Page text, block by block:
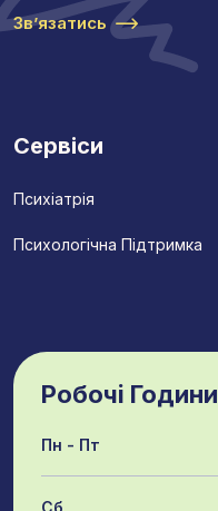
Звʼязатись
Сервіси
Психіатрія
Психологічна Підтримка
Робочі Години
Пн - Пт